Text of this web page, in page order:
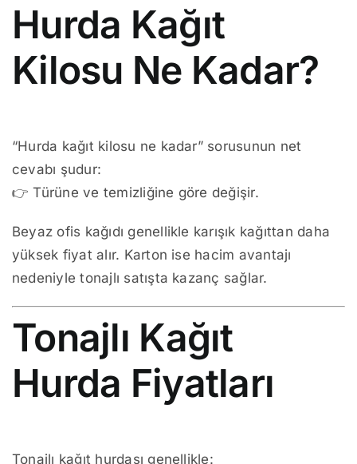
Hurda Kağıt
Kilosu Ne Kadar?
“Hurda kağıt kilosu ne kadar” sorusunun net
cevabı şudur:
👉 Türüne ve temizliğine göre değişir.
Beyaz ofis kağıdı genellikle karışık kağıttan daha
yüksek fiyat alır. Karton ise hacim avantajı
nedeniyle tonajlı satışta kazanç sağlar.
Tonajlı Kağıt
Hurda Fiyatları
Tonajlı kağıt hurdası genellikle: